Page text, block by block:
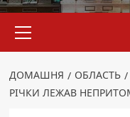
меню
ДОМАШНЯ ОБЛАСТЬ
РІЧКИ ЛЕЖАВ